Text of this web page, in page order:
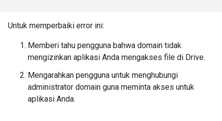
Untuk memperbaiki error ini:
Memberi tahu pengguna bahwa domain tidak
mengizinkan aplikasi Anda mengakses file di Drive.
Mengarahkan pengguna untuk menghubungi
administrator domain guna meminta akses untuk
aplikasi Anda.